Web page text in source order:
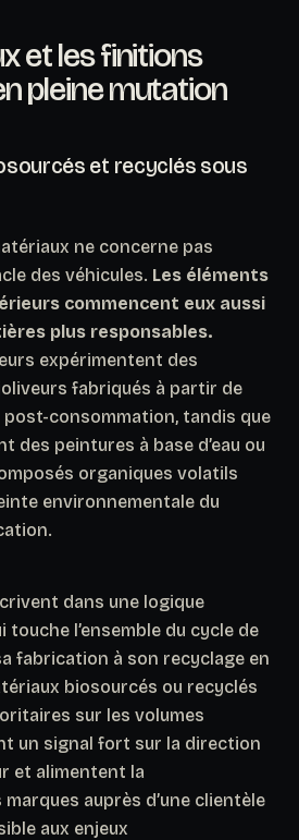
et les finitions
pleine mutation
et recyclés sous
ne concerne pas
des véhicules. Les éléments
commencent eux aussi
plus responsables.
expérimentent des
fabriqués à partir de
consommation, tandis que
des peintures à base d’eau ou
organiques volatils
environnementale du
dans une logique
touche l’ensemble du cycle de
fabrication à son recyclage en
biosourcés ou recyclés
sur les volumes
un signal fort sur la direction
et alimentent la
auprès d’une clientèle
aux enjeux